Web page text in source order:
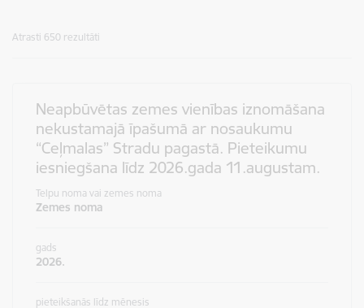
Atrasti 650 rezultāti
Neapbūvētas zemes vienības iznomāšana
nekustamajā īpašumā ar nosaukumu
“Ceļmalas” Stradu pagastā. Pieteikumu
iesniegšana līdz 2026.gada 11.augustam.
Telpu noma vai zemes noma
Zemes noma
gads
2026.
pieteikšanās līdz mēnesis